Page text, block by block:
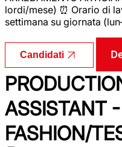
lordi/mese) ⏰ Orario di
settimana su giornata
Candidati
ASSISTANT
FASHION/